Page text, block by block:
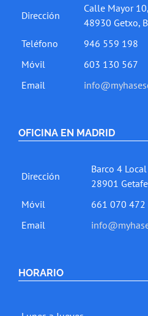
Dirección
Calle Mayor
48930 Getxo,
Teléfono
946 559 198
Móvil
603 130 567
Email
OFICINA EN MADRID
Dirección
Barco 4 Local
28901
Móvil
661 070 472
Email
HORARIO